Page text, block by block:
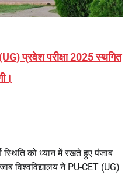
प्रवेश परीक्षा 2025 स्थगित
स्थिति को ध्यान में रखते हुए पंजाब
विश्वविद्यालय ने PU-CET (UG)